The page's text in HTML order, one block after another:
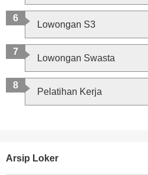
Lowongan S3
Lowongan Swasta
Pelatihan Kerja
Arsip Loker